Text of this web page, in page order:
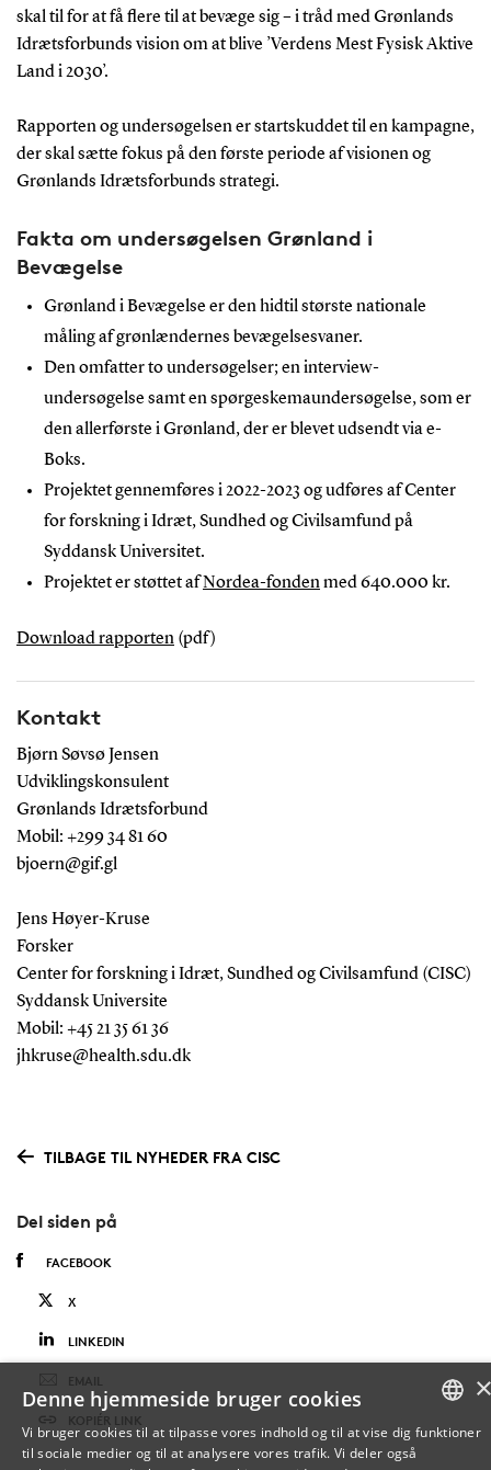
skal til for at få flere til at bevæge sig – i tråd med Grønlands
Idrætsforbunds vision om at blive ’Verdens Mest Fysisk Aktive
Land i 2030’.
Rapporten og undersøgelsen er startskuddet til en kampagne,
der skal sætte fokus på den første periode af visionen og
Grønlands Idrætsforbunds strategi.
Fakta om undersøgelsen Grønland i
Bevægelse
Grønland i Bevægelse er den hidtil største nationale
måling af grønlændernes bevægelsesvaner.
Den omfatter to undersøgelser; en interview-
undersøgelse samt en spørgeskemaundersøgelse, som er
den allerførste i Grønland, der er blevet udsendt via e-
Boks.
Projektet gennemføres i 2022-2023 og udføres af Center
for forskning i Idræt, Sundhed og Civilsamfund på
Syddansk Universitet.
Projektet er støttet afNordea-fondenmed 640.000 kr.
Download rapporten(pdf)
Kontakt
Bjørn Søvsø Jensen
Udviklingskonsulent
Grønlands Idrætsforbund
Mobil: +299 34 81 60
bjoern@gif.gl
Jens Høyer-Kruse
Forsker
Center for forskning i Idræt, Sundhed og Civilsamfund (CISC)
Syddansk Universite
Mobil: +45 21 35 61 36
jhkruse@health.sdu.dk
TILBAGE TIL NYHEDER FRA CISC
Del siden på
FACEBOOK
X
LINKEDIN
EMAIL
KOPIÉR LINK
Denne hjemmeside bruger cookies
Vi bruger cookies til at tilpasse vores indhold og til at vise dig funktioner
til sociale medier og til at analysere vores trafik. Vi deler også